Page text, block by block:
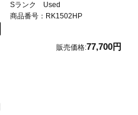
Sランク Used
商品番号：RK1502HP
販売価格:77,700円